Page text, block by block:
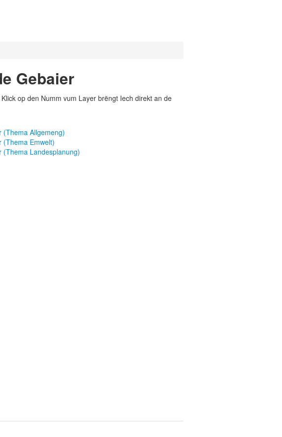
Gebaier
op den Numm vum Layer brëngt Iech direkt an de
(Thema Allgemeng)
(Thema Emwelt)
(Thema Landesplanung)